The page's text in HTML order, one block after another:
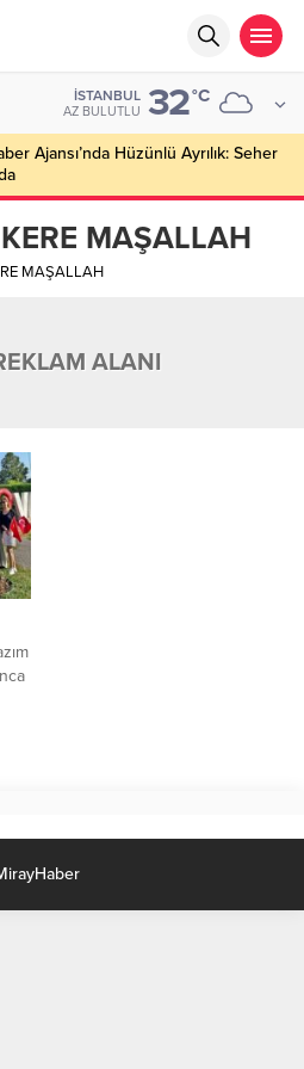
İSTANBUL
AZ BULUTLU 32°C
Ajansı’nda Hüzünlü Ayrılık: Seher
MAŞALLAH
MAŞALLAH
ALANI